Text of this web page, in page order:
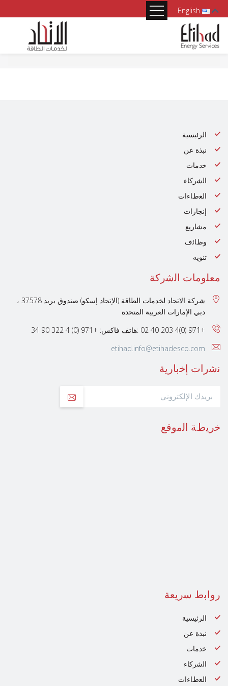
English
الرئيسية
نبذة عن
ﺧدﻣﺎت
اﻟﺷرﻛﺎء
اﻟﻌطﺎءات
إنجازات
ﻣﺷﺎرﯾﻊ
وظﺎﺋف
تنويه
ﻣﻌﻠوﻣﺎت اﻟﺷرﻛﺔ
شركة الاتحاد لخدمات الطاقة (الإتحاد إسكو) صندوق بريد 37578 ،
دبي الإمارات العربية المتحدة
+971 (0)4 203 40 02 :هاتف
فاكس: +971 (0) 4 322 90 34
etihad.info@etihadesco.com
ﻧﺷرات إﺧﺑﺎرﯾﺔ
ﺧرﯾطﺔ اﻟﻣوﻗﻊ
رواﺑط ﺳرﯾﻌﺔ
الرئيسية
نبذة عن
ﺧدﻣﺎت
اﻟﺷرﻛﺎء
اﻟﻌطﺎءات